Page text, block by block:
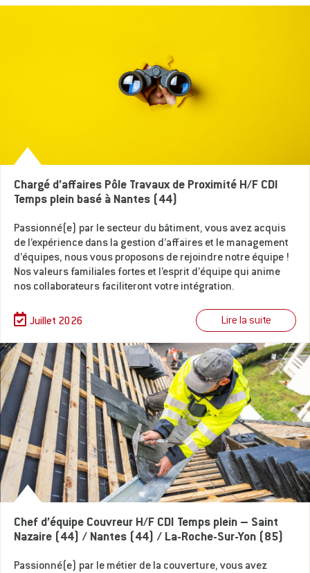
Chargé d’affaires Pôle Travaux de Proximité H/F CDI
Temps plein basé à Nantes (44)
Passionné(e) par le secteur du bâtiment, vous avez acquis
de l’expérience dans la gestion d’affaires et le management
d’équipes, nous vous proposons de rejoindre notre équipe !
Nos valeurs familiales fortes et l’esprit d’équipe qui anime
nos collaborateurs faciliteront votre intégration.
Juillet 2026 Lire la suite
Chef d’équipe Couvreur H/F CDI Temps plein – Saint
Nazaire (44) / Nantes (44) / La-Roche-Sur-Yon (85)
Passionné(e) par le métier de la couverture, vous avez